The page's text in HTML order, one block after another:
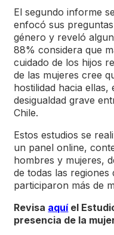
El segundo informe
enfocó sus
género y reveló
88% considera que
cuidado de los hijos
de las mujeres cree
hostilidad hacia
desigualdad grave
Chile.
Estos estudios se
un panel online,
hombres y mujeres,
de todas las regiones
participaron más de
Revisa aquíel
presencia de la